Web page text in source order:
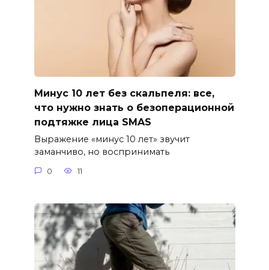
Минус 10 лет без скальпеля: все,
что нужно знать о безоперационной
подтяжке лица SMAS
Выражение «минус 10 лет» звучит
заманчиво, но воспринимать
0 11